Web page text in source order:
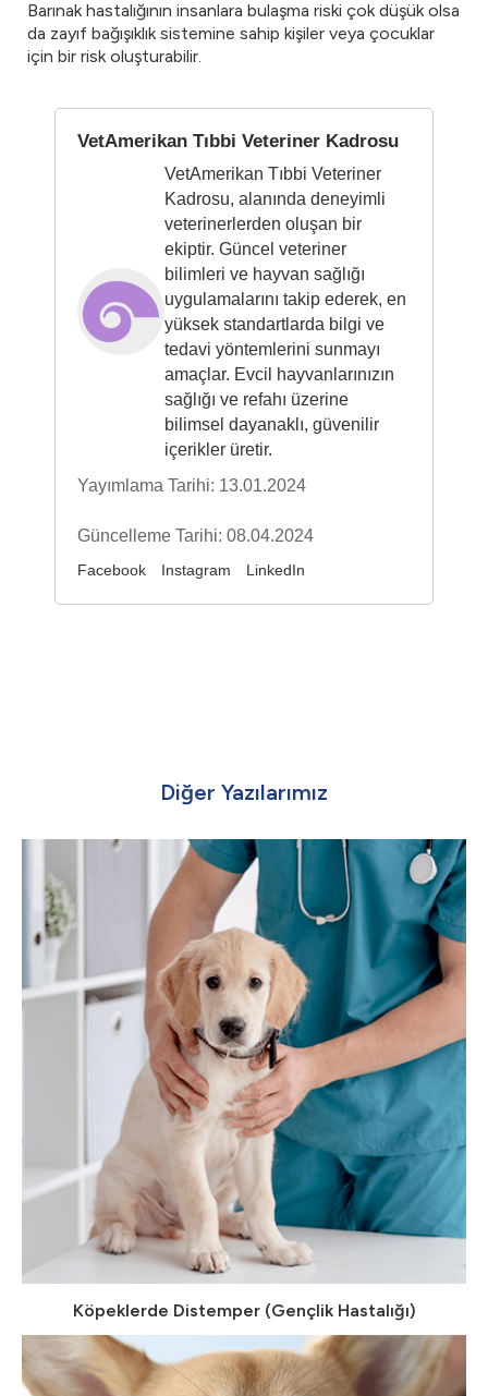
Barınak hastalığının insanlara bulaşma riski çok düşük olsa
da zayıf bağışıklık sistemine sahip kişiler veya çocuklar
için bir risk oluşturabilir.
VetAmerikan Tıbbi Veteriner Kadrosu
VetAmerikan Tıbbi Veteriner
Kadrosu, alanında deneyimli
veterinerlerden oluşan bir
ekiptir. Güncel veteriner
bilimleri ve hayvan sağlığı
uygulamalarını takip ederek, en
yüksek standartlarda bilgi ve
tedavi yöntemlerini sunmayı
amaçlar. Evcil hayvanlarınızın
sağlığı ve refahı üzerine
bilimsel dayanaklı, güvenilir
içerikler üretir.
Yayımlama Tarihi: 13.01.2024
Güncelleme Tarihi: 08.04.2024
Facebook Instagram LinkedIn
Diğer Yazılarımız
Köpeklerde Distemper (Gençlik Hastalığı)